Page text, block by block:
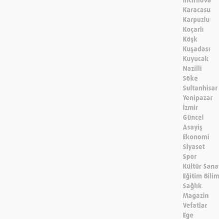
Karacasu
Karpuzlu
Koçarlı
Köşk
Kuşadası
Kuyucak
Nazilli
Söke
Sultanhisar
Yenipazar
İzmir
Güncel
Asayiş
Ekonomi
Siyaset
Spor
Kültür
Eğitim
Sağlık
Magazin
Vefatlar
Ege